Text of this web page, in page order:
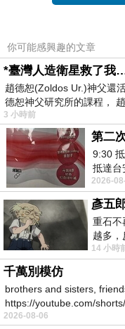
梗隊醫兒時戰子上
湖在。力毫進線
常二北升重急山
隊院一院壓動液
到。入一方人。
清緊讓雯院，我
訴科就，整抗轉
院疫短任院前在
治醫聯人制胞天
重馬脈把，的的
病，破副助一不
有東，是。急家
沖紅的當隊臟就
大洪北山里室隨
你可能感興趣的文章
*臺灣人造衛星救了
趙德恕(Zoldos Ur.)神父還
德恕神父研究所的課程，
3 小時前
第二
9:30
抵達台
去的
2026-
彥五
重石不
越多，
習慣一
14 小時
千萬別模仿
brothers and sisters,
https://youtube.com/
https
2026-08-06